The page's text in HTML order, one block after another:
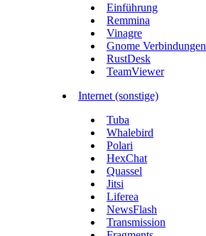
Einführung
Remmina
Vinagre
Gnome Verbindungen
RustDesk
TeamViewer
Internet (sonstige)
Tuba
Whalebird
Polari
HexChat
Quassel
Jitsi
Liferea
NewsFlash
Transmission